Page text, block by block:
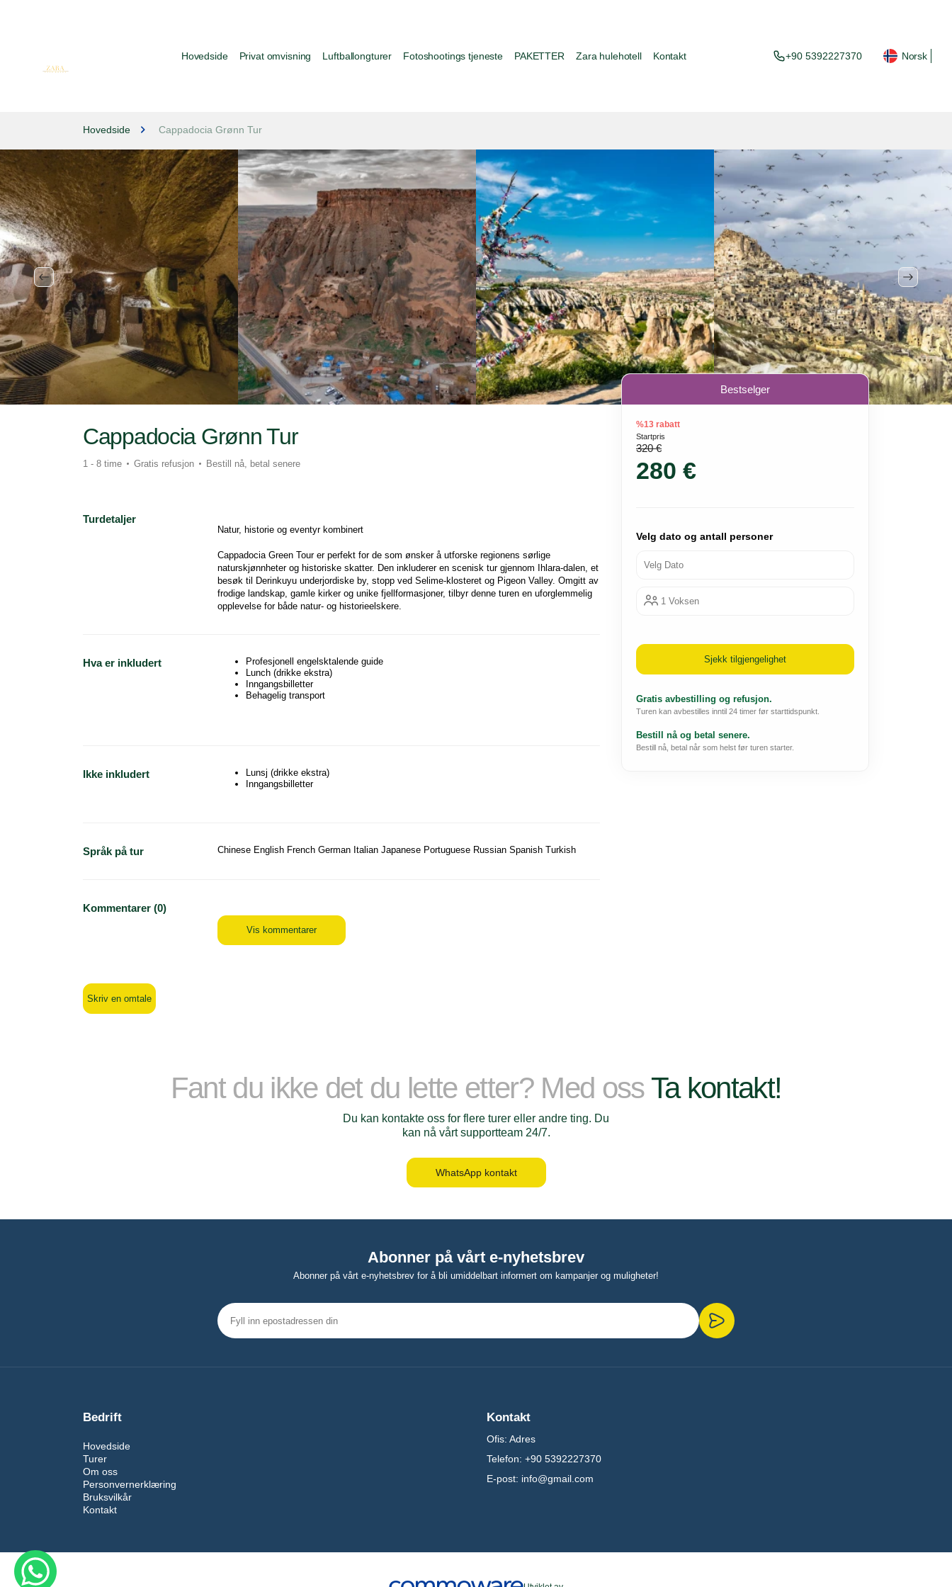
Hovedside Privat omvisning Luftballongturer Fotoshootings tjeneste PAKETTER Zara hulehotell Kontakt +90 5392227370 Norsk
Hovedside Cappadocia Grønn Tur
Cappadocia Grønn Tur
1 - 8 time Gratis refusjon Bestill nå, betal senere
Turdetaljer
Natur, historie og eventyr kombinert
Cappadocia Green Tour er perfekt for de som ønsker å utforske regionens sørlige
naturskjønnheter og historiske skatter. Den inkluderer en scenisk tur gjennom Ihlara-dalen, et
besøk til Derinkuyu underjordiske by, stopp ved Selime-klosteret og Pigeon Valley. Omgitt av
frodige landskap, gamle kirker og unike fjellformasjoner, tilbyr denne turen en uforglemmelig
opplevelse for både natur- og historieelskere.
Hva er inkludert
Profesjonell engelsktalende guide
Lunch (drikke ekstra)
Inngangsbilletter
Behagelig transport
Ikke inkludert
Lunsj (drikke ekstra)
Inngangsbilletter
Språk på tur Chinese English French German Italian Japanese Portuguese Russian Spanish Turkish
Kommentarer (0)
Vis kommentarer
Skriv en omtale
Bestselger
%13 rabatt
Startpris
320 €
280 €
Velg dato og antall personer
Velg Dato
1 Voksen
Sjekk tilgjengelighet
Gratis avbestilling og refusjon.
Turen kan avbestilles inntil 24 timer før starttidspunkt.
Bestill nå og betal senere.
Bestill nå, betal når som helst før turen starter.
Fant du ikke det du lette etter? Med oss Ta kontakt!
Du kan kontakte oss for flere turer eller andre ting. Du
kan nå vårt supportteam 24/7.
WhatsApp kontakt
Abonner på vårt e-nyhetsbrev
Abonner på vårt e-nyhetsbrev for å bli umiddelbart informert om kampanjer og muligheter!
Bedrift
Hovedside
Turer
Om oss
Personvernerklæring
Bruksvilkår
Kontakt
Kontakt
Ofis: Adres
Telefon: +90 5392227370
E-post: info@gmail.com